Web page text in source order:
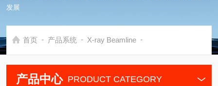
发展
首页 - 产品系统 - X-ray Beamline -
产品中心 PRODUCT CATEGORY